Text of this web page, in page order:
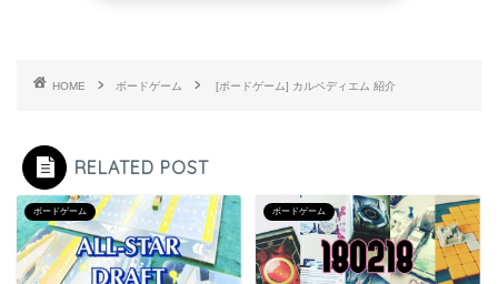
HOME ボードゲーム [ボードゲーム] カルペディエム 紹介
RELATED POST
ボードゲーム ボードゲーム